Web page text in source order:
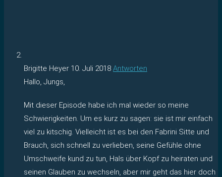
Brigitte Heyer 10. Juli 2018 Antworten
Hallo, Jungs,
Mit dieser Episode habe ich mal wieder so meine
Schwierigkeiten. Um es kurz zu sagen: sie ist mir einfach
viel zu kitschig. Vielleicht ist es bei den Fabrini Sitte und
Brauch, sich schnell zu verlieben, seine Gefühle ohne
Umschweife kund zu tun, Hals über Kopf zu heiraten und
seinen Glauben zu wechseln, aber mir geht das hier doch